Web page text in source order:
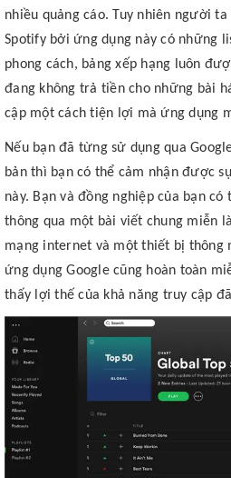
nhiều quảng cáo. Tuy nhiên người
Spotify bởi ứng dụng này có những
phong cách, bảng xếp hạng luôn
đang không trả tiền cho những bài
cập một cách tiện lợi mà ứng dụng
Nếu bạn đã từng sử dụng qua
bản thì bạn có thể cảm nhận được
này. Bạn và đồng nghiệp của bạn
thông qua một bài viết chung miễn
mạng internet và một thiết bị thông
ứng dụng Google cũng hoàn toàn
thấy lợi thế của khả năng truy cập